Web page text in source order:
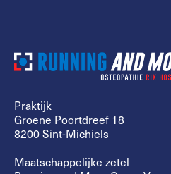
Praktijk
Groene Poortdreef 18
8200 Sint-Michiels
Maatschappelijke zetel